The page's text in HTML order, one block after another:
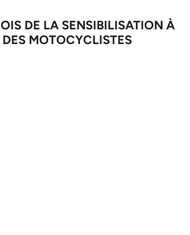
DE LA SENSIBILISATION À
MOTOCYCLISTES